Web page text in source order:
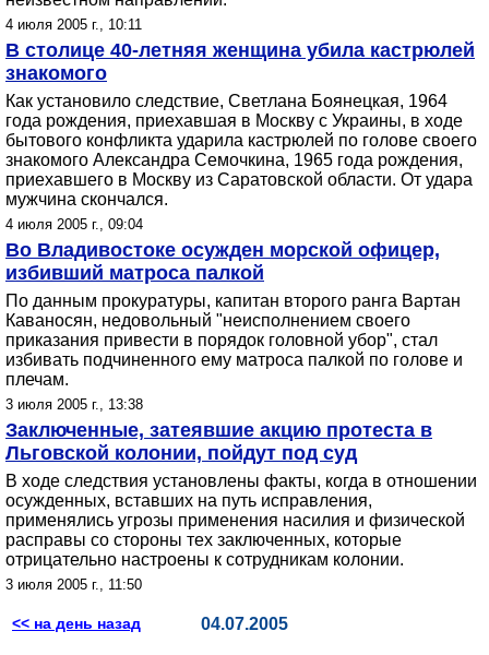
4 июля 2005 г., 10:11
В столице 40-летняя женщина убила кастрюлей
знакомого
Как установило следствие, Светлана Боянецкая, 1964
года рождения, приехавшая в Москву с Украины, в ходе
бытового конфликта ударила кастрюлей по голове своего
знакомого Александра Семочкина, 1965 года рождения,
приехавшего в Москву из Саратовской области. От удара
мужчина скончался.
4 июля 2005 г., 09:04
Во Владивостоке осужден морской офицер,
избивший матроса палкой
По данным прокуратуры, капитан второго ранга Вартан
Каваносян, недовольный "неисполнением своего
приказания привести в порядок головной убор", стал
избивать подчиненного ему матроса палкой по голове и
плечам.
3 июля 2005 г., 13:38
Заключенные, затеявшие акцию протеста в
Льговской колонии, пойдут под суд
В ходе следствия установлены факты, когда в отношении
осужденных, вставших на путь исправления,
применялись угрозы применения насилия и физической
расправы со стороны тех заключенных, которые
отрицательно настроены к сотрудникам колонии.
3 июля 2005 г., 11:50
<< на день назад 04.07.2005